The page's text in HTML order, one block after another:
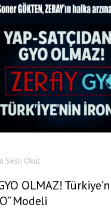
Sesli Oku)
OLMAZ!
Modeli